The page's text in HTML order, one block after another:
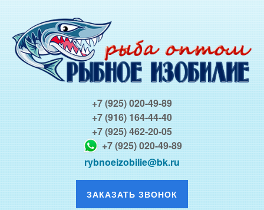
+7 (925) 020-49-89
+7 (916) 164-44-40
+7 (925) 462-20-05
+7 (925) 020-49-89
rybnoeizobilie@bk.ru
ЗАКАЗАТЬ ЗВОНОК